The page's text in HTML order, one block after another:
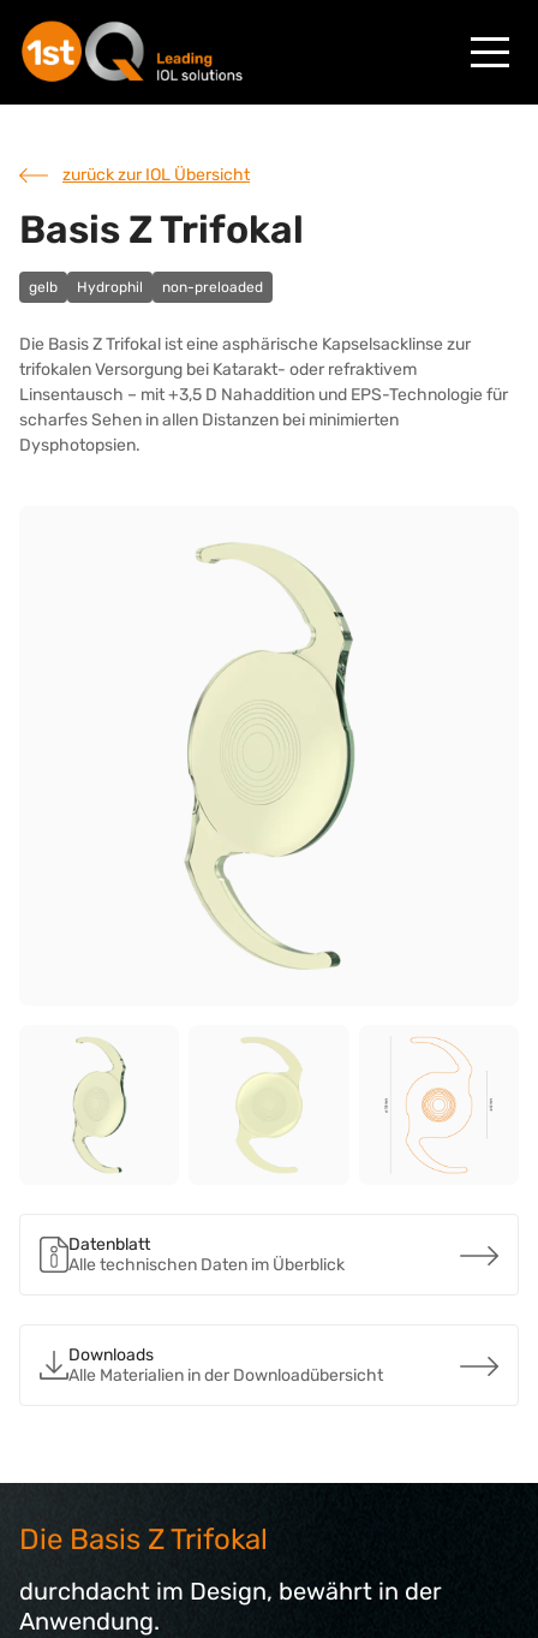
zurück zur IOL Übersicht
Basis Z Trifokal
gelb Hydrophil non-preloaded
Die Basis Z Trifokal ist eine asphärische Kapselsacklinse zur
trifokalen Versorgung bei Katarakt- oder refraktivem
Linsentausch – mit +3,5 D Nahaddition und EPS-Technologie für
scharfes Sehen in allen Distanzen bei minimierten
Dysphotopsien.
Datenblatt
Alle technischen Daten im Überblick
Downloads
Alle Materialien in der Downloadübersicht
Die Basis Z Trifokal
durchdacht im Design, bewährt in der
Anwendung.